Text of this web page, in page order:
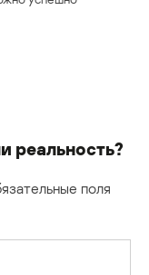
реальность?
поля